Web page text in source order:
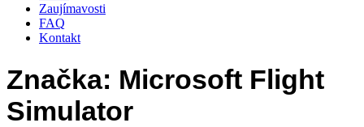
Zaujímavosti
FAQ
Kontakt
Značka: Microsoft Flight
Simulator